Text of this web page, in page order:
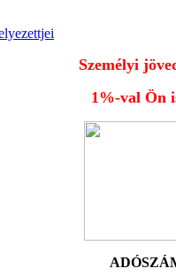
Személyi
1%-val Ön